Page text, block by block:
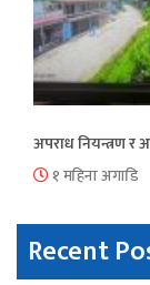
अपराध नियन्त्रण र
१ महिना अगाडि
Recent